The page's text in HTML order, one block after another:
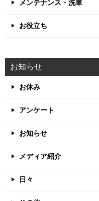
メンテナンス・洗車
お役立ち
お知らせ
お休み
アンケート
お知らせ
メディア紹介
日々